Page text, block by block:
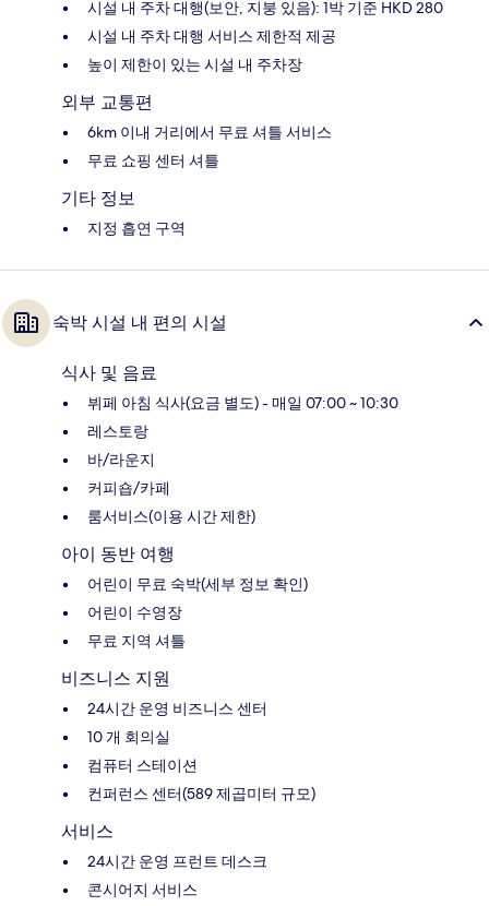
시설 내 주차 대행(보안, 지붕 있음): 1박 기준 HKD 280
시설 내 주차 대행 서비스 제한적 제공
높이 제한이 있는 시설 내 주차장
외부 교통편
6km 이내 거리에서 무료 셔틀 서비스
무료 쇼핑 센터 셔틀
기타 정보
지정 흡연 구역
숙박 시설 내 편의 시설
식사 및 음료
뷔페 아침 식사(요금 별도) - 매일 07:00 ~ 10:30
레스토랑
바/라운지
커피숍/카페
룸서비스(이용 시간 제한)
아이 동반 여행
어린이 무료 숙박(세부 정보 확인)
어린이 수영장
무료 지역 셔틀
비즈니스 지원
24시간 운영 비즈니스 센터
10 개 회의실
컴퓨터 스테이션
컨퍼런스 센터(589 제곱미터 규모)
서비스
24시간 운영 프런트 데스크
콘시어지 서비스